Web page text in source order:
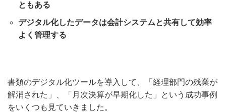
ともある
デジタル化したデータは会計システムと共有して効率
よく管理する
書類のデジタル化ツールを導入して、「経理部門の残業が
解消された」、「月次決算が早期化した」という成功事例
をいくつも見ていきました。